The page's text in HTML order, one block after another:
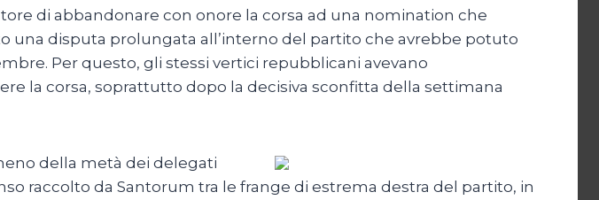
di abbandonare con onore la corsa ad una nomination che
una disputa prolungata all’interno del partito che avrebbe potuto
Per questo, gli stessi vertici repubblicani avevano
la corsa, soprattutto dopo la decisiva sconfitta della settimana
della metà dei delegati
raccolto da Santorum tra le frange di estrema destra del partito, in